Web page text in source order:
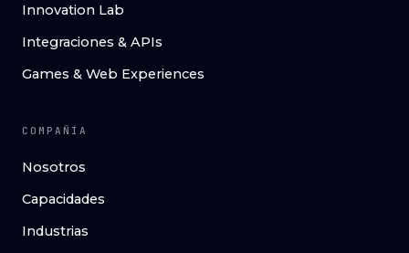
Innovation Lab
Integraciones & APIs
Games & Web Experiences
COMPAÑÍA
Nosotros
Capacidades
Industrias